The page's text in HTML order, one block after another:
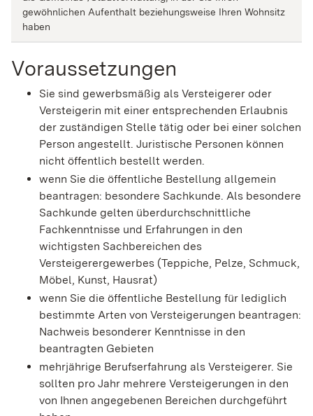
gewöhnlichen Aufenthalt beziehungsweise Ihren Wohnsitz
haben
Voraussetzungen
Sie sind gewerbsmäßig als Versteigerer oder
Versteigerin mit einer entsprechenden Erlaubnis
der zuständigen Stelle tätig oder bei einer solchen
Person angestellt. Juristische Personen können
nicht öffentlich bestellt werden.
wenn Sie die öffentliche Bestellung allgemein
beantragen: besondere Sachkunde. Als besondere
Sachkunde gelten überdurchschnittliche
Fachkenntnisse und Erfahrungen in den
wichtigsten Sachbereichen des
Versteigerergewerbes (Teppiche, Pelze, Schmuck,
Möbel, Kunst, Hausrat)
wenn Sie die öffentliche Bestellung für lediglich
bestimmte Arten von Versteigerungen beantragen:
Nachweis besonderer Kenntnisse in den
beantragten Gebieten
mehrjährige Berufserfahrung als Versteigerer. Sie
sollten pro Jahr mehrere Versteigerungen in den
von Ihnen angegebenen Bereichen durchgeführt